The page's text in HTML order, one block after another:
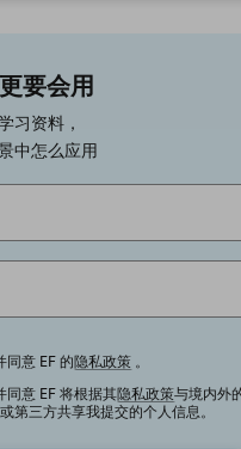
要会用
习资料，
中怎么应用
同意 EF 的隐私政策 。
同意 EF 将根据其隐私政策与境内外
第三方共享我提交的个人信息。